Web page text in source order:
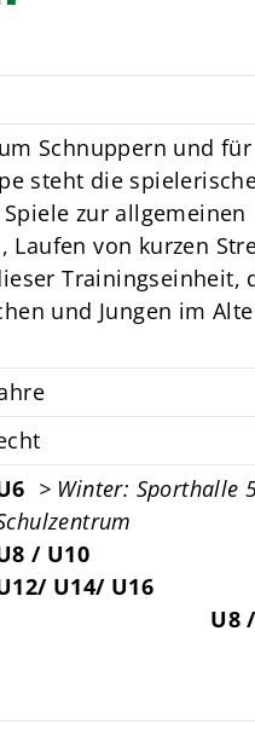
Schnuppern und für
steht die
zur allgemeinen
von kurzen
Trainingseinheit,
und Jungen im
> Winter: Sporthalle
/ U10
U14/
/